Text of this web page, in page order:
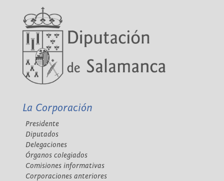
La Corporación
Presidente
Diputados
Delegaciones
Órganos colegiados
Comisiones informativas
Corporaciones anteriores